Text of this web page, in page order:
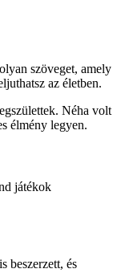
szöveget, amely
az életben.
Néha volt
élmény legyen.
játékok
beszerzett, és